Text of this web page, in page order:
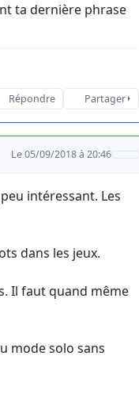
ta dernière phrase
Répondre Partager
Le 05/09/2018 à 20:46
intéressant. Les
dans les jeux.
Il faut quand même
mode solo sans